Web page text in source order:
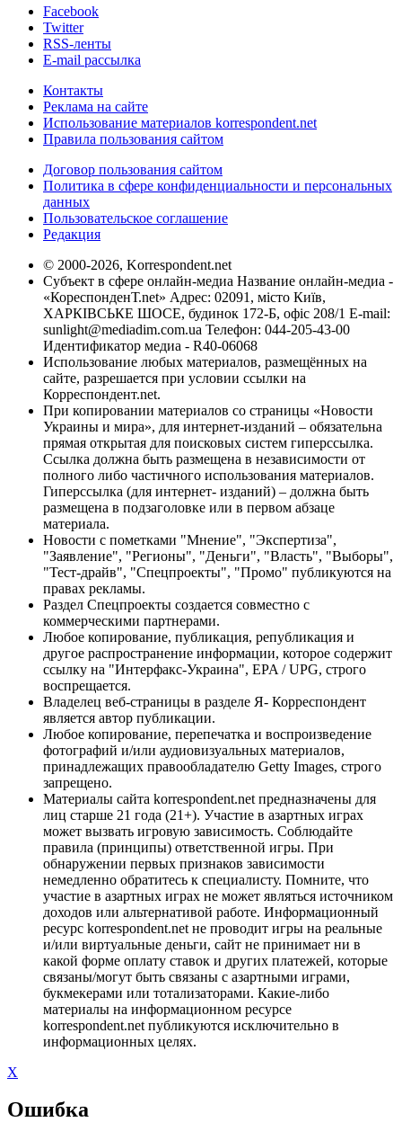
Facebook
Twitter
RSS-ленты
E-mail рассылка
Контакты
Реклама на сайте
Использование материалов korrespondent.net
Правила пользования сайтом
Договор пользования сайтом
Политика в сфере конфиденциальности и персональных
данных
Пользовательское соглашение
Редакция
© 2000-2026, Korrespondent.net
Субъект в сфере онлайн-медиа Название онлайн-медиа -
«КореспонденТ.net» Адрес: 02091, місто Київ,
ХАРКІВСЬКЕ ШОСЕ, будинок 172-Б, офіс 208/1 E-mail:
sunlight@mediadim.com.ua Телефон: 044-205-43-00
Идентификатор медиа - R40-06068
Использование любых материалов, размещённых на
сайте, разрешается при условии ссылки на
Корреспондент.net.
При копировании материалов со страницы «Новости
Украины и мира», для интернет-изданий – обязательна
прямая открытая для поисковых систем гиперссылка.
Ссылка должна быть размещена в независимости от
полного либо частичного использования материалов.
Гиперссылка (для интернет- изданий) – должна быть
размещена в подзаголовке или в первом абзаце
материала.
Новости с пометками "Мнение", "Экспертиза",
"Заявление", "Регионы", "Деньги", "Власть", "Выборы",
"Тест-драйв", "Спецпроекты", "Промо" публикуются на
правах рекламы.
Раздел Спецпроекты создается совместно с
коммерческими партнерами.
Любое копирование, публикация, републикация и
другое распространение информации, которое содержит
ссылку на "Интерфакс-Украина", EPA / UPG, строго
воспрещается.
Владелец веб-страницы в разделе Я- Корреспондент
является автор публикации.
Любое копирование, перепечатка и воспроизведение
фотографий и/или аудиовизуальных материалов,
принадлежащих правообладателю Getty Images, строго
запрещено.
Материалы сайта korrespondent.net предназначены для
лиц старше 21 года (21+). Участие в азартных играх
может вызвать игровую зависимость. Соблюдайте
правила (принципы) ответственной игры. При
обнаружении первых признаков зависимости
немедленно обратитесь к специалисту. Помните, что
участие в азартных играх не может являться источником
доходов или альтернативой работе. Информационный
ресурс korrespondent.net не проводит игры на реальные
и/или виртуальные деньги, сайт не принимает ни в
какой форме оплату ставок и других платежей, которые
связаны/могут быть связаны с азартными играми,
букмекерами или тотализаторами. Какие-либо
материалы на информационном ресурсе
korrespondent.net публикуются исключительно в
информационных целях.
X
Ошибка